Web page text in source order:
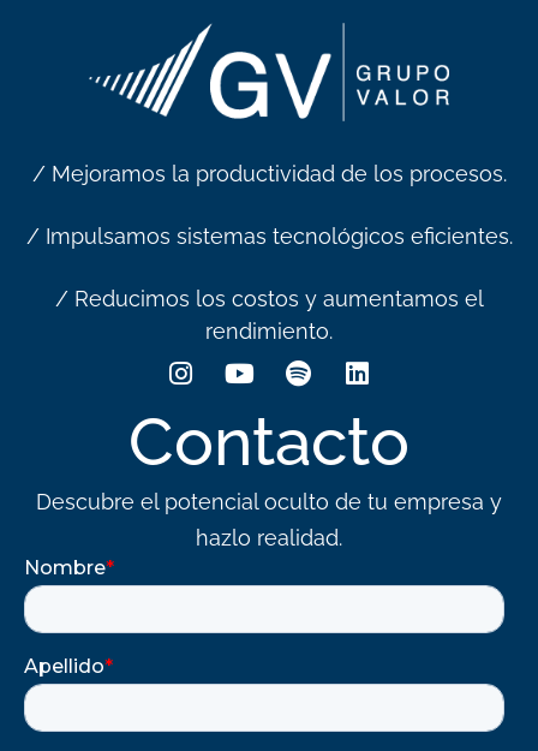
/ Mejoramos la productividad de los procesos.
/ Impulsamos sistemas tecnológicos eficientes.
/ Reducimos los costos y aumentamos el
rendimiento.
Contacto
Descubre el potencial oculto de tu empresa y
hazlo realidad.